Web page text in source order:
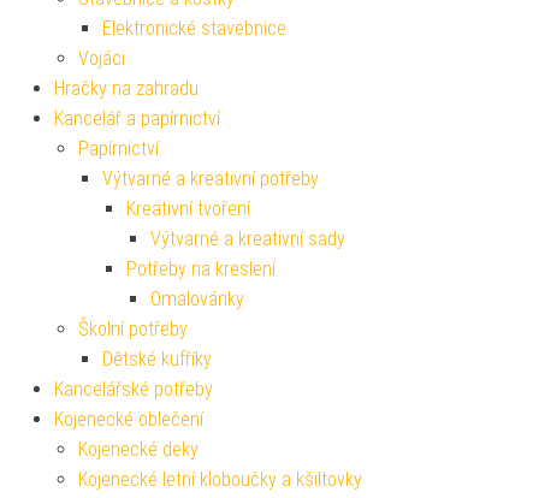
Elektronické stavebnice
Vojáci
Hračky na zahradu
Kancelář a papírnictví
Papírnictví
Výtvarné a kreativní potřeby
Kreativní tvoření
Výtvarné a kreativní sady
Potřeby na kreslení
Omalovánky
Školní potřeby
Dětské kufříky
Kancelářské potřeby
Kojenecké oblečení
Kojenecké deky
Kojenecké letní kloboučky a kšiltovky